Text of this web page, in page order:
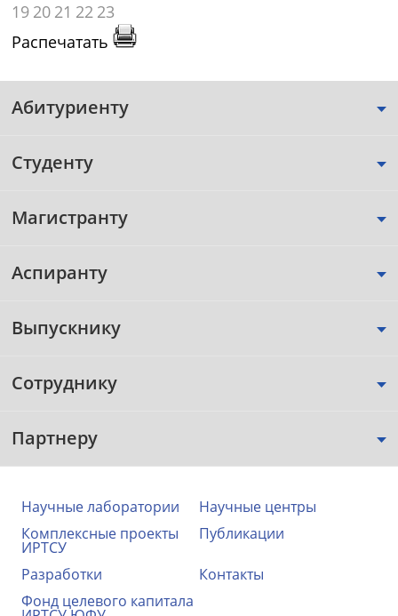
19 20 21 22 23
Распечатать
Абитуриенту
Студенту
Магистранту
Аспиранту
Выпускнику
Сотруднику
Партнеру
Научные лаборатории
Научные центры
Комплексные проекты
ИРТСУ
Публикации
Разработки
Контакты
Фонд целевого капитала